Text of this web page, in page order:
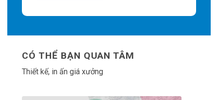
CÓ THỂ BẠN QUAN TÂM
Thiết kế, in ấn giá xưởng